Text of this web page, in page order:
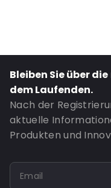
Bleiben Sie über
dem Laufenden.
Nach der
aktuelle
Produkten und